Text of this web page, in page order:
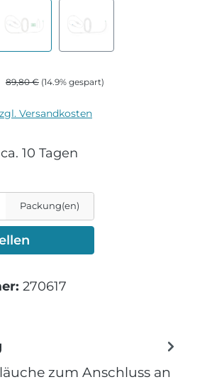
Regulärer Preis:
89,80 € (14.9% gespart)
Versandkosten
10 Tagen
Packung(en)
270617
zum Anschluss an